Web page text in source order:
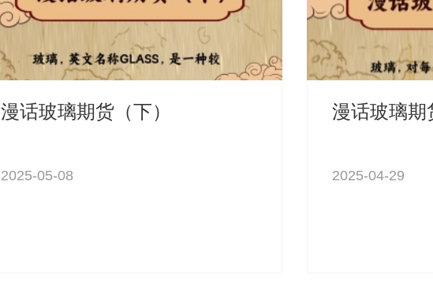
漫话玻璃期货（下）
2025-05-08
漫话玻璃期
2025-04-29